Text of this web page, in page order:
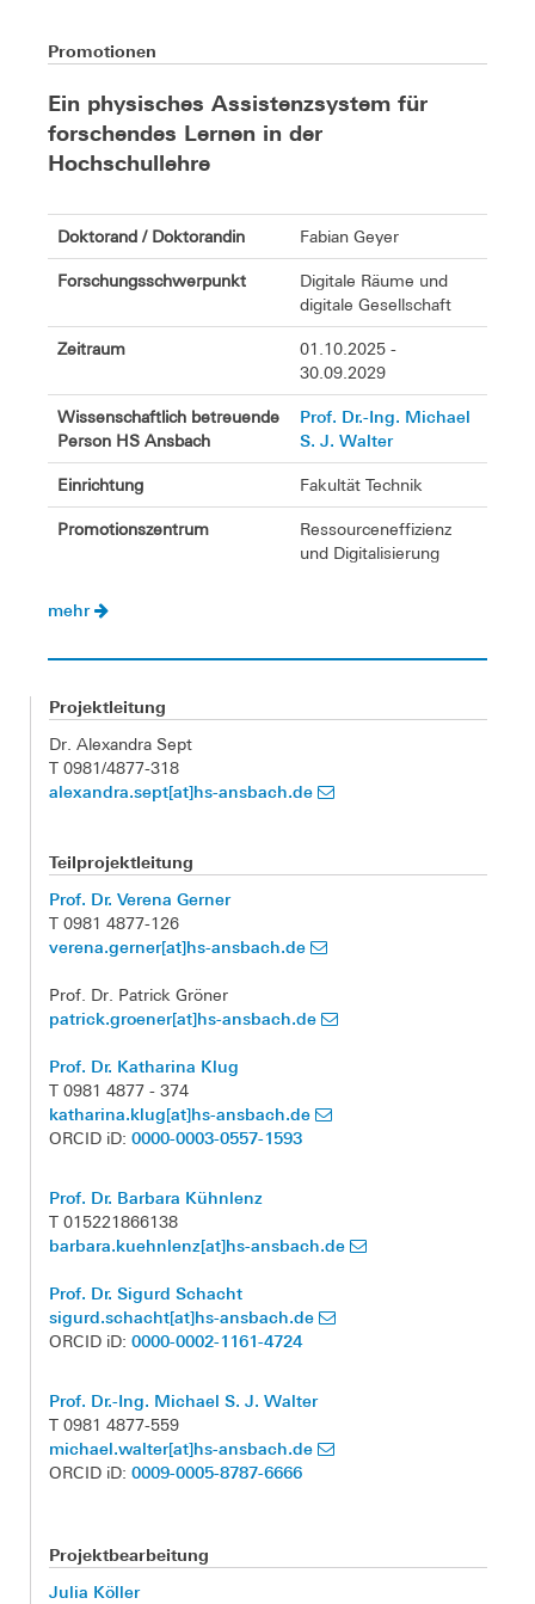
Promotionen
Ein physisches Assistenzsystem für
forschendes Lernen in der
Hochschullehre
Doktorand / Doktorandin Fabian Geyer
Forschungsschwerpunkt
Digitale Räume und
digitale Gesellschaft
Zeitraum
01.10.2025 -
30.09.2029
Wissenschaftlich betreuende
Person HS Ansbach
Prof. Dr.-Ing. Michael
S. J. Walter
Einrichtung Fakultät Technik
Promotionszentrum
Ressourceneffizienz
und Digitalisierung
mehr
Projektleitung
Dr. Alexandra Sept
T 0981/4877-318
alexandra.sept[at]hs-ansbach.de
Teilprojektleitung
Prof. Dr. Verena Gerner
T 0981 4877-126
verena.gerner[at]hs-ansbach.de
Prof. Dr. Patrick Gröner
patrick.groener[at]hs-ansbach.de
Prof. Dr. Katharina Klug
T 0981 4877 - 374
katharina.klug[at]hs-ansbach.de
ORCID iD: 0000-0003-0557-1593
Prof. Dr. Barbara Kühnlenz
T 015221866138
barbara.kuehnlenz[at]hs-ansbach.de
Prof. Dr. Sigurd Schacht
sigurd.schacht[at]hs-ansbach.de
ORCID iD: 0000-0002-1161-4724
Prof. Dr.-Ing. Michael S. J. Walter
T 0981 4877-559
michael.walter[at]hs-ansbach.de
ORCID iD: 0009-0005-8787-6666
Projektbearbeitung
Julia Köller